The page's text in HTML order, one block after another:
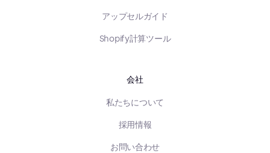
アップセルガイド
Shopify計算ツール
会社
私たちについて
採用情報
お問い合わせ